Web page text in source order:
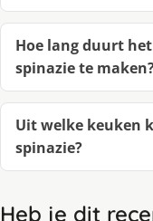
Hoe lang duurt
spinazie te
Uit welke keuken
spinazie?
Heb je dit